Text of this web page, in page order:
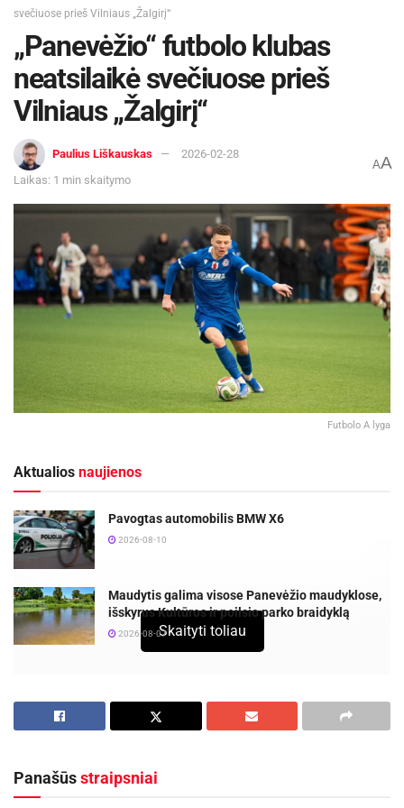
svečiuose prieš Vilniaus „Žalgirį“
„Panevėžio“ futbolo klubas
neatsilaikė svečiuose prieš
Vilniaus „Žalgirį“
Paulius Liškauskas
2026-02-28
Laikas: 1 min skaitymo
AA
Futbolo A lyga
Aktualios naujienos
Pavogtas automobilis BMW X6
2026-08-10
Maudytis galima visose Panevėžio maudyklose,
išskyrus Kultūros ir poilsio parko braidyklą
2026-08-07
sezono TOPLYGOJE. 2-ajame ture Aukštaitijos sostinės
Skaityti toliau
Panašūsstraipsniai